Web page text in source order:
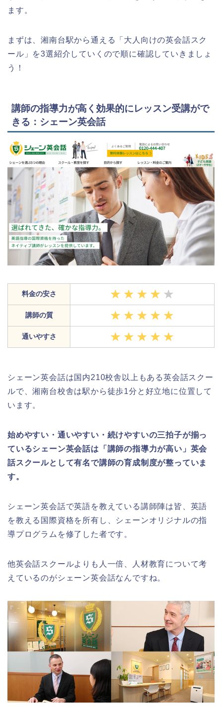
ます。
まずは、湘南台駅から通える「大人向けの英会話スク
ール」を3選紹介していくので順に確認していきましょ
う！
講師の指導力が高く効果的にレッスン受講がで
きる：シェーン英会話
料金の安さ
講師の質
通いやすさ
シェーン英会話は国内210校舎以上もある英会話スクー
ルで、湘南台校舎は駅から徒歩1分と好立地に位置して
います。
始めやすい・通いやすい・続けやすいの三拍子が揃っ
ているシェーン英会話は「講師の指導力が高い」英会
話スクールとして有名で講師の育成制度が整っていま
す。
シェーン英会話で英語を教えている講師陣は皆、英語
を教える国際資格を所有し、シェーンオリジナルの指
導プログラムを修了した者です。
他英会話スクールよりも人一倍、人材教育について考
えているのがシェーン英会話なんですね。